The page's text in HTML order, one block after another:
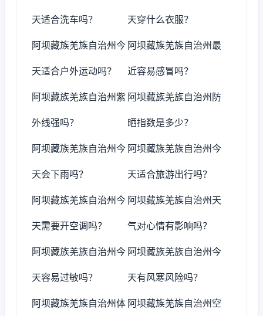
天适合洗车吗？ 天穿什么衣服？
阿坝藏族羌族自治州今
天适合户外运动吗？
阿坝藏族羌族自治州最
近容易感冒吗？
阿坝藏族羌族自治州紫
外线强吗？
阿坝藏族羌族自治州防
晒指数是多少？
阿坝藏族羌族自治州今
天会下雨吗？
阿坝藏族羌族自治州今
天适合旅游出行吗？
阿坝藏族羌族自治州今
天需要开空调吗？
阿坝藏族羌族自治州天
气对心情有影响吗？
阿坝藏族羌族自治州今
天容易过敏吗？
阿坝藏族羌族自治州今
天有风寒风险吗？
阿坝藏族羌族自治州体 阿坝藏族羌族自治州空